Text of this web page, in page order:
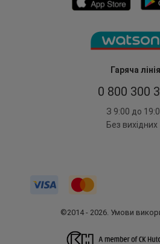
Гаряча лінія
0 800 300
З 9:00 до
Без вихідних
©2014 - 2026. Умови